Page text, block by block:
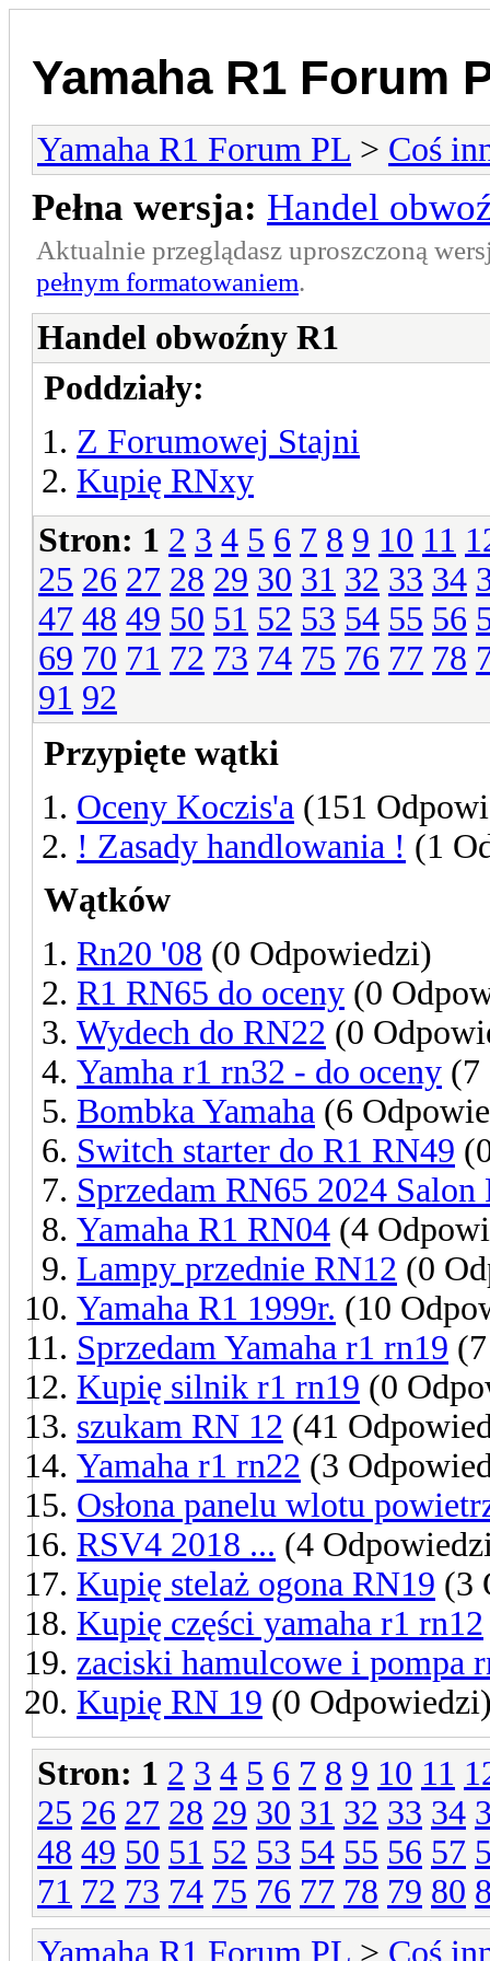
Yamaha R1 Forum
Yamaha R1 Forum PL > Coś
Pełna wersja: Handel
Aktualnie przeglądasz uproszczoną
pełnym formatowaniem.
Handel obwoźny R1
Poddziały:
Z Forumowej Stajni
Kupię RNxy
Stron: 1 2 3 4 5 6 7 8 9 10 11
25 26 27 28 29 30 31 32 33 34
47 48 49 50 51 52 53 54 55 56
69 70 71 72 73 74 75 76 77 78
91 92
Przypięte wątki
Oceny Koczis'a (151
! Zasady handlowania ! (1
Wątków
Rn20 '08 (0 Odpowiedzi)
R1 RN65 do oceny (0
Wydech do RN22 (0
Yamha r1 rn32 - do oceny (7
Bombka Yamaha (6
Switch starter do R1 RN49
Sprzedam RN65 2024 Salon
Yamaha R1 RN04 (4
Lampy przednie RN12 (0
Yamaha R1 1999r. (10
Sprzedam Yamaha r1 rn19
Kupię silnik r1 rn19 (0
szukam RN 12 (41
Yamaha r1 rn22 (3
Osłona panelu wlotu
RSV4 2018 ... (4
Kupię stelaż ogona RN19 (3
Kupię części yamaha r1 rn12
zaciski hamulcowe i pompa
Kupię RN 19 (0
Stron: 1 2 3 4 5 6 7 8 9 10 11
25 26 27 28 29 30 31 32 33 34
48 49 50 51 52 53 54 55 56 57
71 72 73 74 75 76 77 78 79 80
Yamaha R1 Forum PL > Coś